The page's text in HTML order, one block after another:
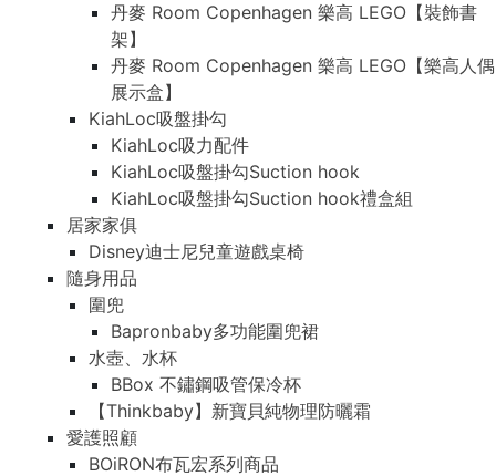
丹麥 Room Copenhagen 樂高 LEGO【裝飾書
架】
丹麥 Room Copenhagen 樂高 LEGO【樂高人偶
展示盒】
KiahLoc吸盤掛勾
KiahLoc吸力配件
KiahLoc吸盤掛勾Suction hook
KiahLoc吸盤掛勾Suction hook禮盒組
居家家俱
Disney迪士尼兒童遊戲桌椅
隨身用品
圍兜
Bapronbaby多功能圍兜裙
水壺、水杯
BBox 不鏽鋼吸管保冷杯
【Thinkbaby】新寶貝純物理防曬霜
愛護照顧
BOiRON布瓦宏系列商品